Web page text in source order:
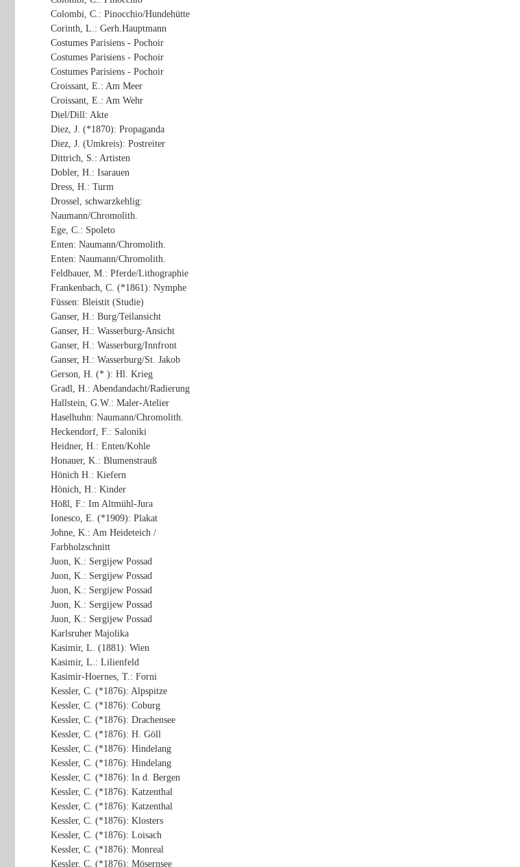
Colombi, C.: Pinocchio/Hundehütte
Corinth, L.: Gerh.Hauptmann
Costumes Parisiens - Pochoir
Costumes Parisiens - Pochoir
Costumes Parisiens - Pochoir
Croissant, E.: Am Meer
Croissant, E.: Am Wehr
Diel/Dill: Akte
Diez, J. (*1870): Propaganda
Diez, J. (Umkreis): Postreiter
Dittrich, S.: Artisten
Dobler, H.: Isarauen
Dress, H.: Turm
Drossel, schwarzkehlig:
Naumann/Chromolith.
Ege, C.: Spoleto
Enten: Naumann/Chromolith.
Enten: Naumann/Chromolith.
Feldbauer, M.: Pferde/Lithographie
Frankenbach, C. (*1861): Nymphe
Füssen: Bleistit (Studie)
Ganser, H.: Burg/Teilansicht
Ganser, H.: Wasserburg-Ansicht
Ganser, H.: Wasserburg/Innfront
Ganser, H.: Wasserburg/St. Jakob
Gerson, H. (* ): Hl. Krieg
Gradl, H.: Abendandacht/Radierung
Hallstein, G.W.: Maler-Atelier
Haselhuhn: Naumann/Chromolith.
Heckendorf, F.: Saloniki
Heidner, H.: Enten/Kohle
Honauer, K.: Blumenstrauß
Hönich H.: Kiefern
Hönich, H.: Kinder
Hößl, F.: Im Altmühl-Jura
Ionesco, E. (*1909): Plakat
Johne, K.: Am Heideteich /
Farbholzschnitt
Juon, K.: Sergijew Possad
Juon, K.: Sergijew Possad
Juon, K.: Sergijew Possad
Juon, K.: Sergijew Possad
Juon, K.: Sergijew Possad
Karlsruher Majolika
Kasimir, L. (1881): Wien
Kasimir, L.: Lilienfeld
Kasimir-Hoernes, T.: Forni
Kessler, C. (*1876): Alpspitze
Kessler, C. (*1876): Coburg
Kessler, C. (*1876): Drachensee
Kessler, C. (*1876): H. Göll
Kessler, C. (*1876): Hindelang
Kessler, C. (*1876): Hindelang
Kessler, C. (*1876): In d. Bergen
Kessler, C. (*1876): Katzenthal
Kessler, C. (*1876): Katzenthal
Kessler, C. (*1876): Klosters
Kessler, C. (*1876): Loisach
Kessler, C. (*1876): Monreal
Kessler, C. (*1876): Mösernsee